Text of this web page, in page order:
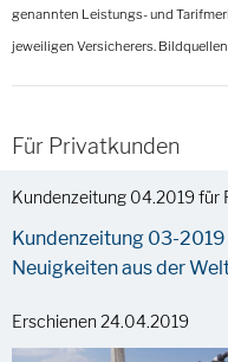
genannten Leistungs- und
jeweiligen Versicherers.
Für Privatkunden
Kundenzeitung 04.2019 für
Kundenzeitung 03-
Neuigkeiten aus der
Erschienen 24.04.2019